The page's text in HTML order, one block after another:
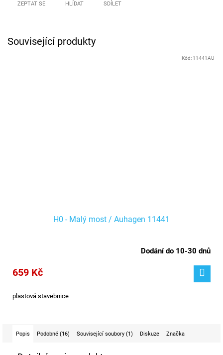
ZEPTAT SE HLÍDAT SDÍLET
Související produkty
H0 - Malý most / Auhagen 11441
Dodání do 10-30 dnů
659 Kč
plastová stavebnice
Kód: 11441AU
Popis Podobné (16) Související soubory (1) Diskuze Značka